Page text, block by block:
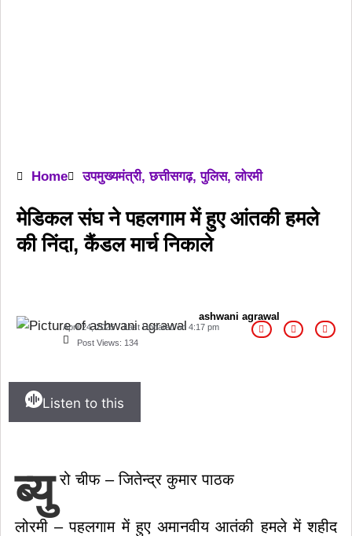
Home उपमुख्यमंत्री,छत्तीसगढ़,पुलिस,लोरमी
मेडिकल संघ ने पहलगाम में हुए आंतकी हमले
की निंदा, कैंडल मार्च निकाले
ashwani agrawal
April 24, 2025 Last Updated on 4:17 pm
Post Views: 134
Listen to this
ब्यु रो चीफ – जितेन्द्र कुमार पाठक
लोरमी – पहलगाम में हुए अमानवीय आतंकी हमले में शहीद